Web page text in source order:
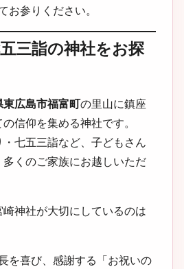
お参りください。
三詣の神社をお探
東広島市福富町の里山に鎮座
信仰を集める神社です。
七五三詣など、子どもさん
くのご家族にお越しいただ
神社が大切にしているのは
を喜び、感謝する「お祝いの